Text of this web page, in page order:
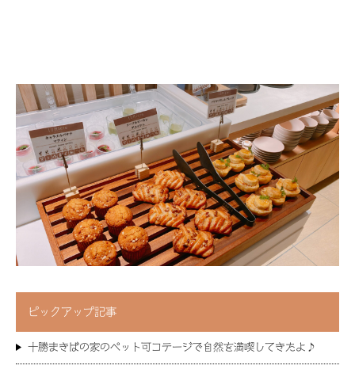
ピックアップ記事
十勝まきばの家のペット可コテージで自然を満喫してきたよ♪